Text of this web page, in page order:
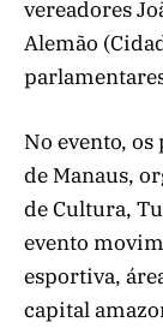
vereadores
Alemão
No evento,
de Manaus,
de Cultura,
evento
esportiva,
capital